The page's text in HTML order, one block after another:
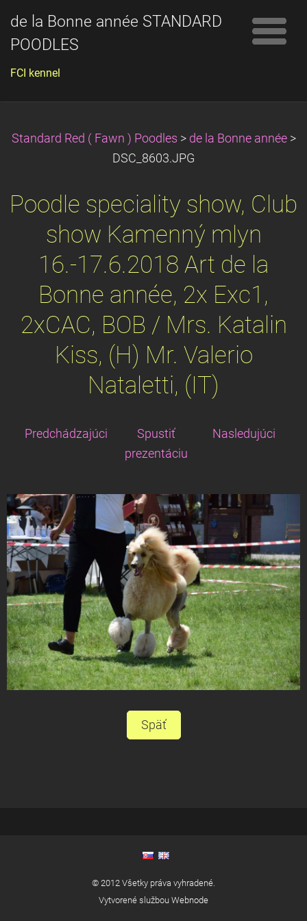
de la Bonne année STANDARD
POODLES
FCI kennel
Standard Red ( Fawn ) Poodles > de la Bonne année >
DSC_8603.JPG
Poodle speciality show, Club
show Kamenný mlyn
16.-17.6.2018 Art de la
Bonne année, 2x Exc1,
2xCAC, BOB / Mrs. Katalin
Kiss, (H) Mr. Valerio
Nataletti, (IT)
Predchádzajúci
Spustiť
prezentáciu
Nasledujúci
Späť
© 2012 Všetky práva vyhradené.
Vytvorené službou Webnode